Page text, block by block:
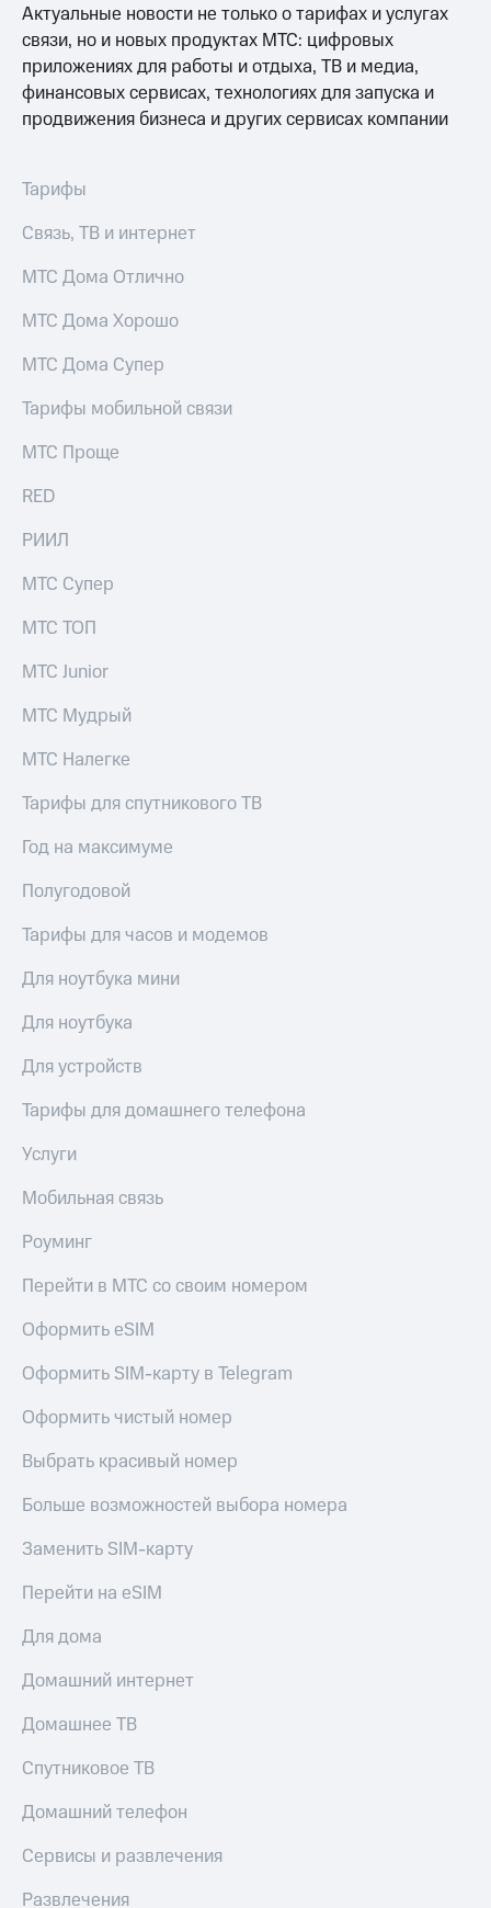
МТС
о технологиях
Достижения
Контакты
Новости
регионе
и акционерам
управление
Корпоративный
Документы
ПАО
"МТС"
Собрания
акционеров
Личный
кабинет
акционера
капитал
и
Рынок
Программа
Порядок
выкупа
акций
Дивиденды
Рынок
облигаций
Описание
погашении
Реквизиты
развитие
На главную
Актуальные новости не только о тарифах и услугах
связи, но и новых продуктах МТС: цифровых
приложениях для работы и отдыха, ТВ и медиа,
финансовых сервисах, технологиях для запуска и
продвижения бизнеса и других сервисах компании
Тарифы
Связь, ТВ и интернет
МТС Дома Отлично
МТС Дома Хорошо
МТС Дома Супер
Тарифы мобильной связи
МТС Проще
RED
РИИЛ
МТС Супер
МТС ТОП
МТС Junior
МТС Мудрый
МТС Налегке
Тарифы для спутникового ТВ
Год на максимуме
Полугодовой
Тарифы для часов и модемов
Для ноутбука мини
Для ноутбука
Для устройств
Тарифы для домашнего телефона
Услуги
Мобильная связь
Роуминг
Перейти в МТС со своим номером
Оформить eSIM
Оформить SIM-карту в Telegram
Оформить чистый номер
Выбрать красивый номер
Больше возможностей выбора номера
Заменить SIM-карту
Перейти на eSIM
Для дома
Домашний интернет
Домашнее ТВ
Спутниковое ТВ
Домашний телефон
Сервисы и развлечения
Развлечения